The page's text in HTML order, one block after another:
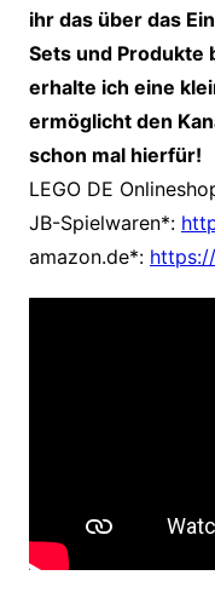
ihr das über das
Sets und Produkte
erhalte ich eine
ermöglicht den
schon mal hierfür!
LEGO DE
JB-Spielwaren*:
amazon.de*: